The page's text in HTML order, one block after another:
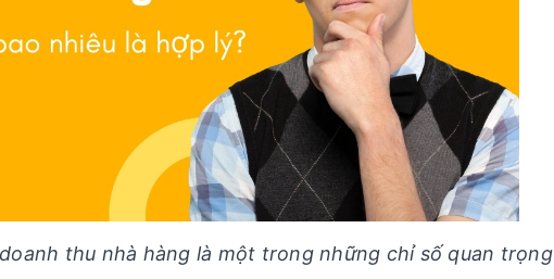
thu nhà hàng là một trong những chỉ số quan trọng